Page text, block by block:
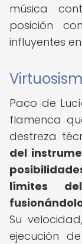
música
posición
influyentes
Paco de
flamenca
destreza
del
límites
Su
ejecución